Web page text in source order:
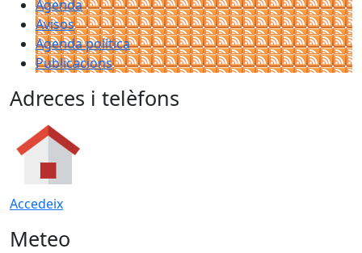
Agenda
Avisos
Agenda política
Publicacions
Adreces i telèfons
Accedeix
Meteo